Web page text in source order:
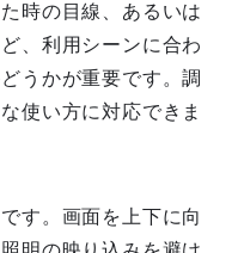
時の目線、あるいは
、利用シーンに合わ
うかが重要です。調
使い方に対応できま
す。画面を上下に向